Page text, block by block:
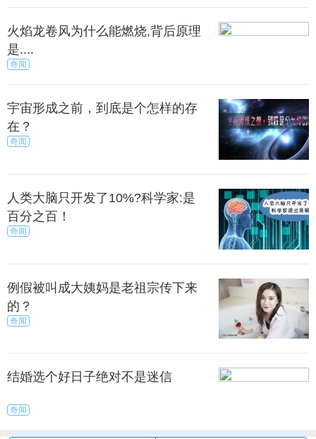
“零度”（ZERO）。零度可口可乐的成分一般有碳酸
水、阿斯巴甜、色素、磷酸、柠檬酸钠、苯甲酸钠、
香精、咖啡因等。
国大陆的配方中，还有蔗糖素，没有白砂糖。这
其中阿斯巴甜含有一点点热量，但是含量很低，所以
整个饮料中的热量可以忽略。
的饮料不提供任何营养，只为了解决口味的问
剩、尤其是摄入热量过高的现代人的欢迎。
上，这两种可乐的不同点就在于口味，还有配
上的“蔗糖”的甜度少了好几倍。说到底就是甜和不甜的
感觉。
火焰龙卷风为什么能燃烧,背后原理
是....
奇闻
宇宙形成之前，到底是个怎样的存
在？
奇闻
人类大脑只开发了10%?科学家:是
百分之百！
奇闻
例假被叫成大姨妈是老祖宗传下来
的？
奇闻
结婚选个好日子绝对不是迷信
奇闻